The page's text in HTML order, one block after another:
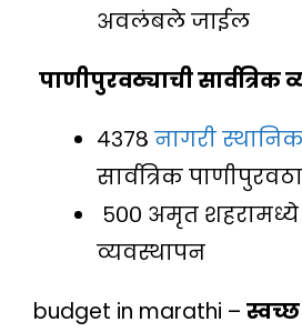
अवलंबले जाईल
पाणीपुरवठ्याची सार्वत्रिक
४३७८ नागरी
सार्वत्रिक पाणीपुरवठा
५०० अमृत शहरामध्ये
व्यवस्थापन
budget in marathi –